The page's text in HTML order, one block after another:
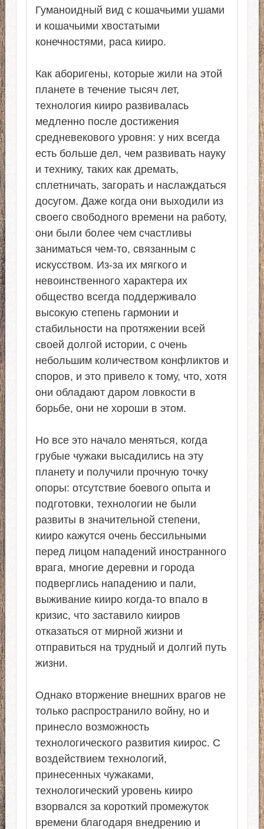
Гуманоидный вид с кошачьими ушами
и кошачьими хвостатыми
конечностями, раса кииро.
Как аборигены, которые жили на этой
планете в течение тысяч лет,
технология кииро развивалась
медленно после достижения
средневекового уровня: у них всегда
есть больше дел, чем развивать науку
и технику, таких как дремать,
сплетничать, загорать и наслаждаться
досугом. Даже когда они выходили из
своего свободного времени на работу,
они были более чем счастливы
заниматься чем-то, связанным с
искусством. Из-за их мягкого и
невоинственного характера их
общество всегда поддерживало
высокую степень гармонии и
стабильности на протяжении всей
своей долгой истории, с очень
небольшим количеством конфликтов и
споров, и это привело к тому, что, хотя
они обладают даром ловкости в
борьбе, они не хороши в этом.
Но все это начало меняться, когда
грубые чужаки высадились на эту
планету и получили прочную точку
опоры: отсутствие боевого опыта и
подготовки, технологии не были
развиты в значительной степени,
кииро кажутся очень бессильными
перед лицом нападений иностранного
врага, многие деревни и города
подверглись нападению и пали,
выживание кииро когда-то впало в
кризис, что заставило кииров
отказаться от мирной жизни и
отправиться на трудный и долгий путь
жизни.
Однако вторжение внешних врагов не
только распространило войну, но и
принесло возможность
технологического развития киирос. С
воздействием технологий,
принесенных чужаками,
технологический уровень кииро
взорвался за короткий промежуток
времени благодаря внедрению и